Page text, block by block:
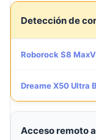
Detección de
Roborock S8
Dreame X50 Ultra
Acceso remoto